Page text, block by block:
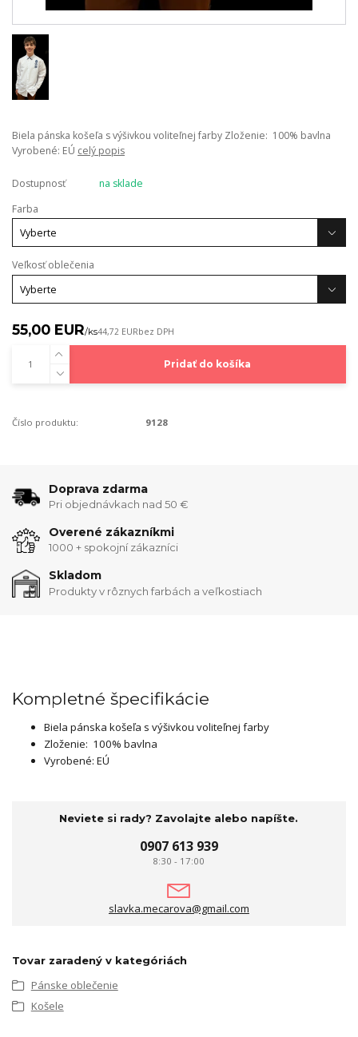
Biela pánska košeľa s výšivkou voliteľnej farby Zloženie: 100% bavlna
Vyrobené: EÚ celý popis
Dostupnosť
na sklade
Farba
Veľkosť oblečenia
55,00 EUR/ks44,72 EURbez DPH
Pridať do košíka
Číslo produktu: 9128
Doprava zdarma
Pri objednávkach nad 50 €
Overené zákazníkmi
1000 + spokojní zákazníci
Skladom
Produkty v rôznych farbách a veľkostiach
Kompletné špecifikácie
Biela pánska košeľa s výšivkou voliteľnej farby
Zloženie: 100% bavlna
Vyrobené: EÚ
Neviete si rady? Zavolajte alebo napíšte.
0907 613 939
8:30 - 17:00
slavka.mecarova@gmail.com
Tovar zaradený v kategóriách
Pánske oblečenie
Košele